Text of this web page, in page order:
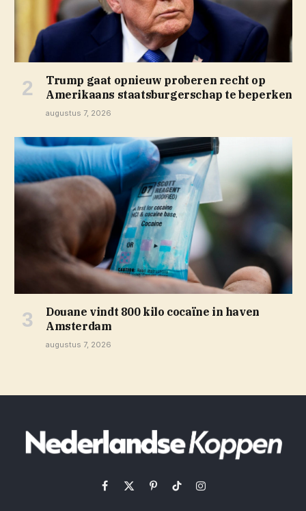
Trump gaat opnieuw proberen recht op
Amerikaans staatsburgerschap te beperken
augustus 7, 2026
Douane vindt 800 kilo cocaïne in haven
Amsterdam
augustus 7, 2026
Facebook
X
PinterestTikTokInstagram